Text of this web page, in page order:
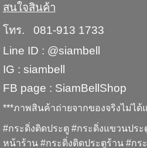
สนใจสินค้า
โทร. 081-913 1733
Line ID : @siambell
IG : siambell
FB page : SiamBellShop
***ภาพสินค้าถ่ายจากของจริงไม่ได้
#กระดิ่งติดประตู #กระดิ่งแขวนปร
หน้าร้าน #กระดิ่งติดประตูร้าน #กร